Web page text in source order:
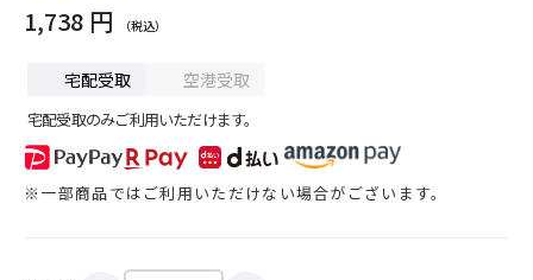
1,738 円
宅配受取 空港受取
宅配受取のみご利用いただけます。
※一部商品ではご利用いただけない場合がございます。